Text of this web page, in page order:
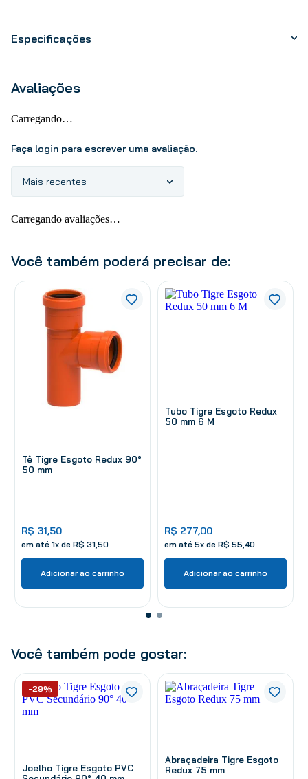
Especificações
Avaliações
Carregando…
Faça login para escrever uma avaliação.
Mais recentes
Carregando avaliações…
Você também poderá precisar de:
Tê Tigre Esgoto Redux 90°
50 mm
R$ 31,50
em até 1x de R$ 31 50
Adicionar ao carrinho
Tubo Tigre Esgoto Redux
50 mm 6 M
R$ 277,00
em até 5x de R$ 55 40
Adicionar ao carrinho
Você também pode gostar:
Joelho Tigre Esgoto PVC
-29%
Abraçadeira Tigre Esgoto
Redux 75 mm